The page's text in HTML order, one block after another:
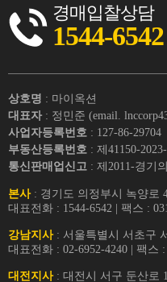
경매입찰상담
1544-6542
상호명 : 마이옥션
대표자 : 정민준 (email.
사업자등록번호 : 127-86-29704
부동산등록번호 : 제41150-
통신판매업신고 : 제2011-경기
본사: 경기도 의정부시 녹양로
대표전화 : 1544-6542 | 팩스 :
강남지사: 서울특별시 서초구
대표전화 : 02-6952-4240 | 팩스 :
대전지사: 대전시 서구 둔산로